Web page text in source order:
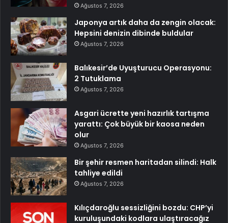
Ağustos 7, 2026
Japonya artık daha da zengin olacak:
Hepsini denizin dibinde buldular
Ağustos 7, 2026
Balıkesir’de Uyuşturucu Operasyonu:
2 Tutuklama
Ağustos 7, 2026
Asgari ücrette yeni hazırlık tartışma
yarattı: Çok büyük bir kaosa neden
olur
Ağustos 7, 2026
Bir şehir resmen haritadan silindi: Halk
tahliye edildi
Ağustos 7, 2026
Kılıçdaroğlu sessizliğini bozdu: CHP’yi
kuruluşundaki kodlara ulaştıracağız